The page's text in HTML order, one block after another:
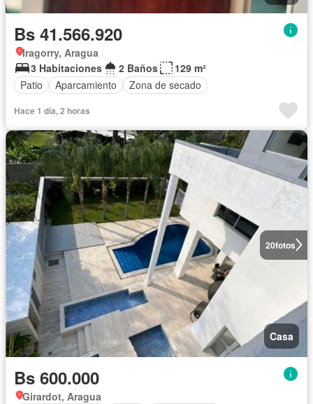
Bs 41.566.920
Iragorry, Aragua
3 Habitaciones
2 Baños
129 m²
Patio
Aparcamiento Zona de secado
Hace 1 día, 2 horas
20fotos
Casa
Bs 600.000
Girardot, Aragua